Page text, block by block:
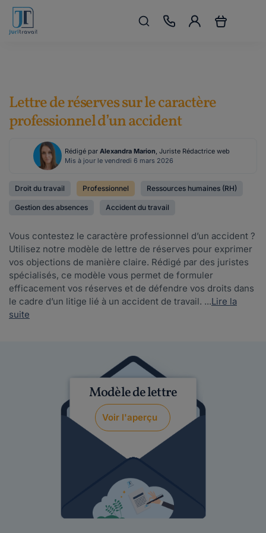
Modèle de lettre
Voir l'aperçu
Lettre de réserves sur le caractère
professionnel d’un accident
Rédigé par Alexandra Marion, Juriste Rédactrice web
Mis à jour le vendredi 6 mars 2026
Droit du travail Professionnel Ressources humaines (RH)
Gestion des absences Accident du travail
Vous contestez le caractère professionnel d’un accident ?
Utilisez notre modèle de lettre de réserves pour exprimer
vos objections de manière claire. Rédigé par des juristes
spécialisés, ce modèle vous permet de formuler
efficacement vos réserves et de défendre vos droits dans
le cadre d’un litige lié à un accident de travail. ...Lire la
suite